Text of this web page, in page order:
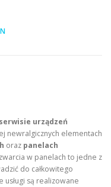
serwisie urządzeń
newralgicznych elementach
oraz panelach
w panelach to jedne z
do całkowitego
usługi są realizowane